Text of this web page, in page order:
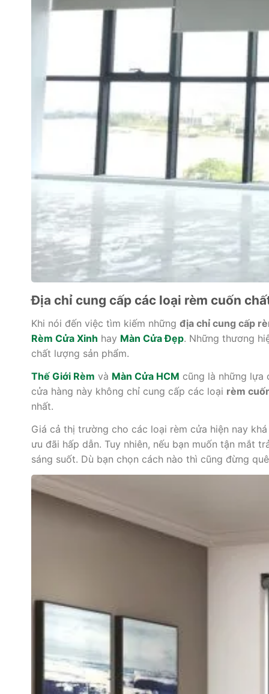
Địa chỉ cung cấp các loại rèm cuốn
Khi nói đến việc tìm kiếm những địa chỉ cung cấp
Rèm Cửa Xinh hay Màn Cửa Đẹp. Những thương
chất lượng sản phẩm.
Thế Giới Rèm và Màn Cửa HCM cũng là những
cửa hàng này không chỉ cung cấp các loại rèm
nhất.
Giá cả thị trường cho các loại rèm cửa hiện nay
ưu đãi hấp dẫn. Tuy nhiên, nếu bạn muốn tận mắt
sáng suốt. Dù bạn chọn cách nào thì cũng đừng